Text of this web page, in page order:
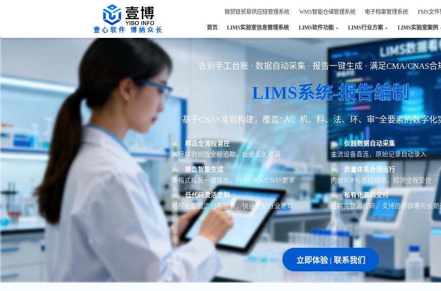
钢贸链贸易供应链管理系统 WMS智能仓储管理系统 电子档案管理系统 FMS文
壹心软件 博纳众长 首页 LIMS实验室信息管理系统 LIMS软件功能 LIMS行业方案 LIMS实验室案例
告别手工台账 · 数据自动采集 · 报告一键生成 · 满足CMA/CNAS合
LIMS系统-报告编制
基于CNAS准则构建，覆盖“人、机、料、法、环、审”全要素的数字化
样品全流程管控
从接样到销毁全程追踪，杜绝丢失错漏
仪器数据自动采集
主流设备直连，原始记录自动录入
报告智能生成
多格式模板一键导出，符合CMA/CNAS要求
质量体系合规运行
内嵌SOP与质控规则，检测全程受控
低代码灵活定制
可视化配置流程与报表，快速适配行业差异
私有化源码交付
提供完整源代码，支持信创部署与长期
立即体验 | 联系我们